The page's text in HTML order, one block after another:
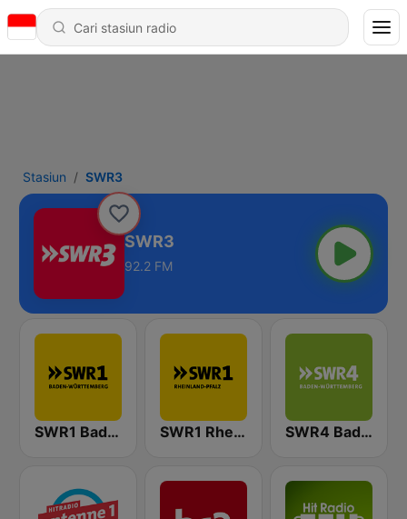
Stasiun SWR3
SWR3
92.2 FM
SWR1 Baden-Württemberg SWR1 Rheinland-Pfalz SWR4 Baden-Württemberg